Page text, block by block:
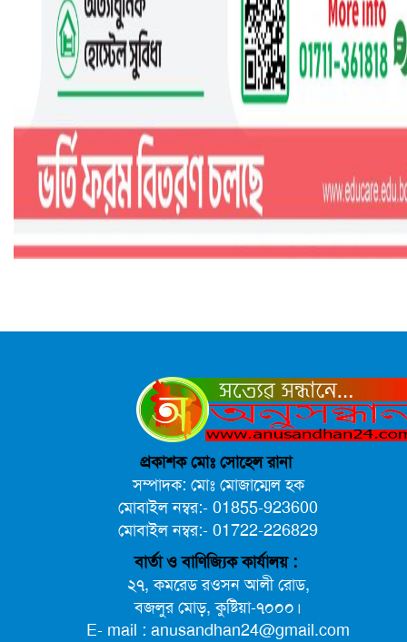
প্রকাশক মোঃ সোহেল রানা
সম্পাদক: মোঃ মোজাম্মেল হক
মোবাইল নম্বর:- 01855-923600
মোবাইল নম্বর:- 01722-226829
বার্তা ও বাণিজ্যিক কার্যালয় :
২৭, কমরেড রওসন আলী রোড,
বজলুর মোড়, কুষ্টিয়া-৭০০০।
E- mail : anusandhan24@gmail.com